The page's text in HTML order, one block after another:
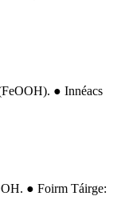
● Innéacs
● Foirm Táirge: